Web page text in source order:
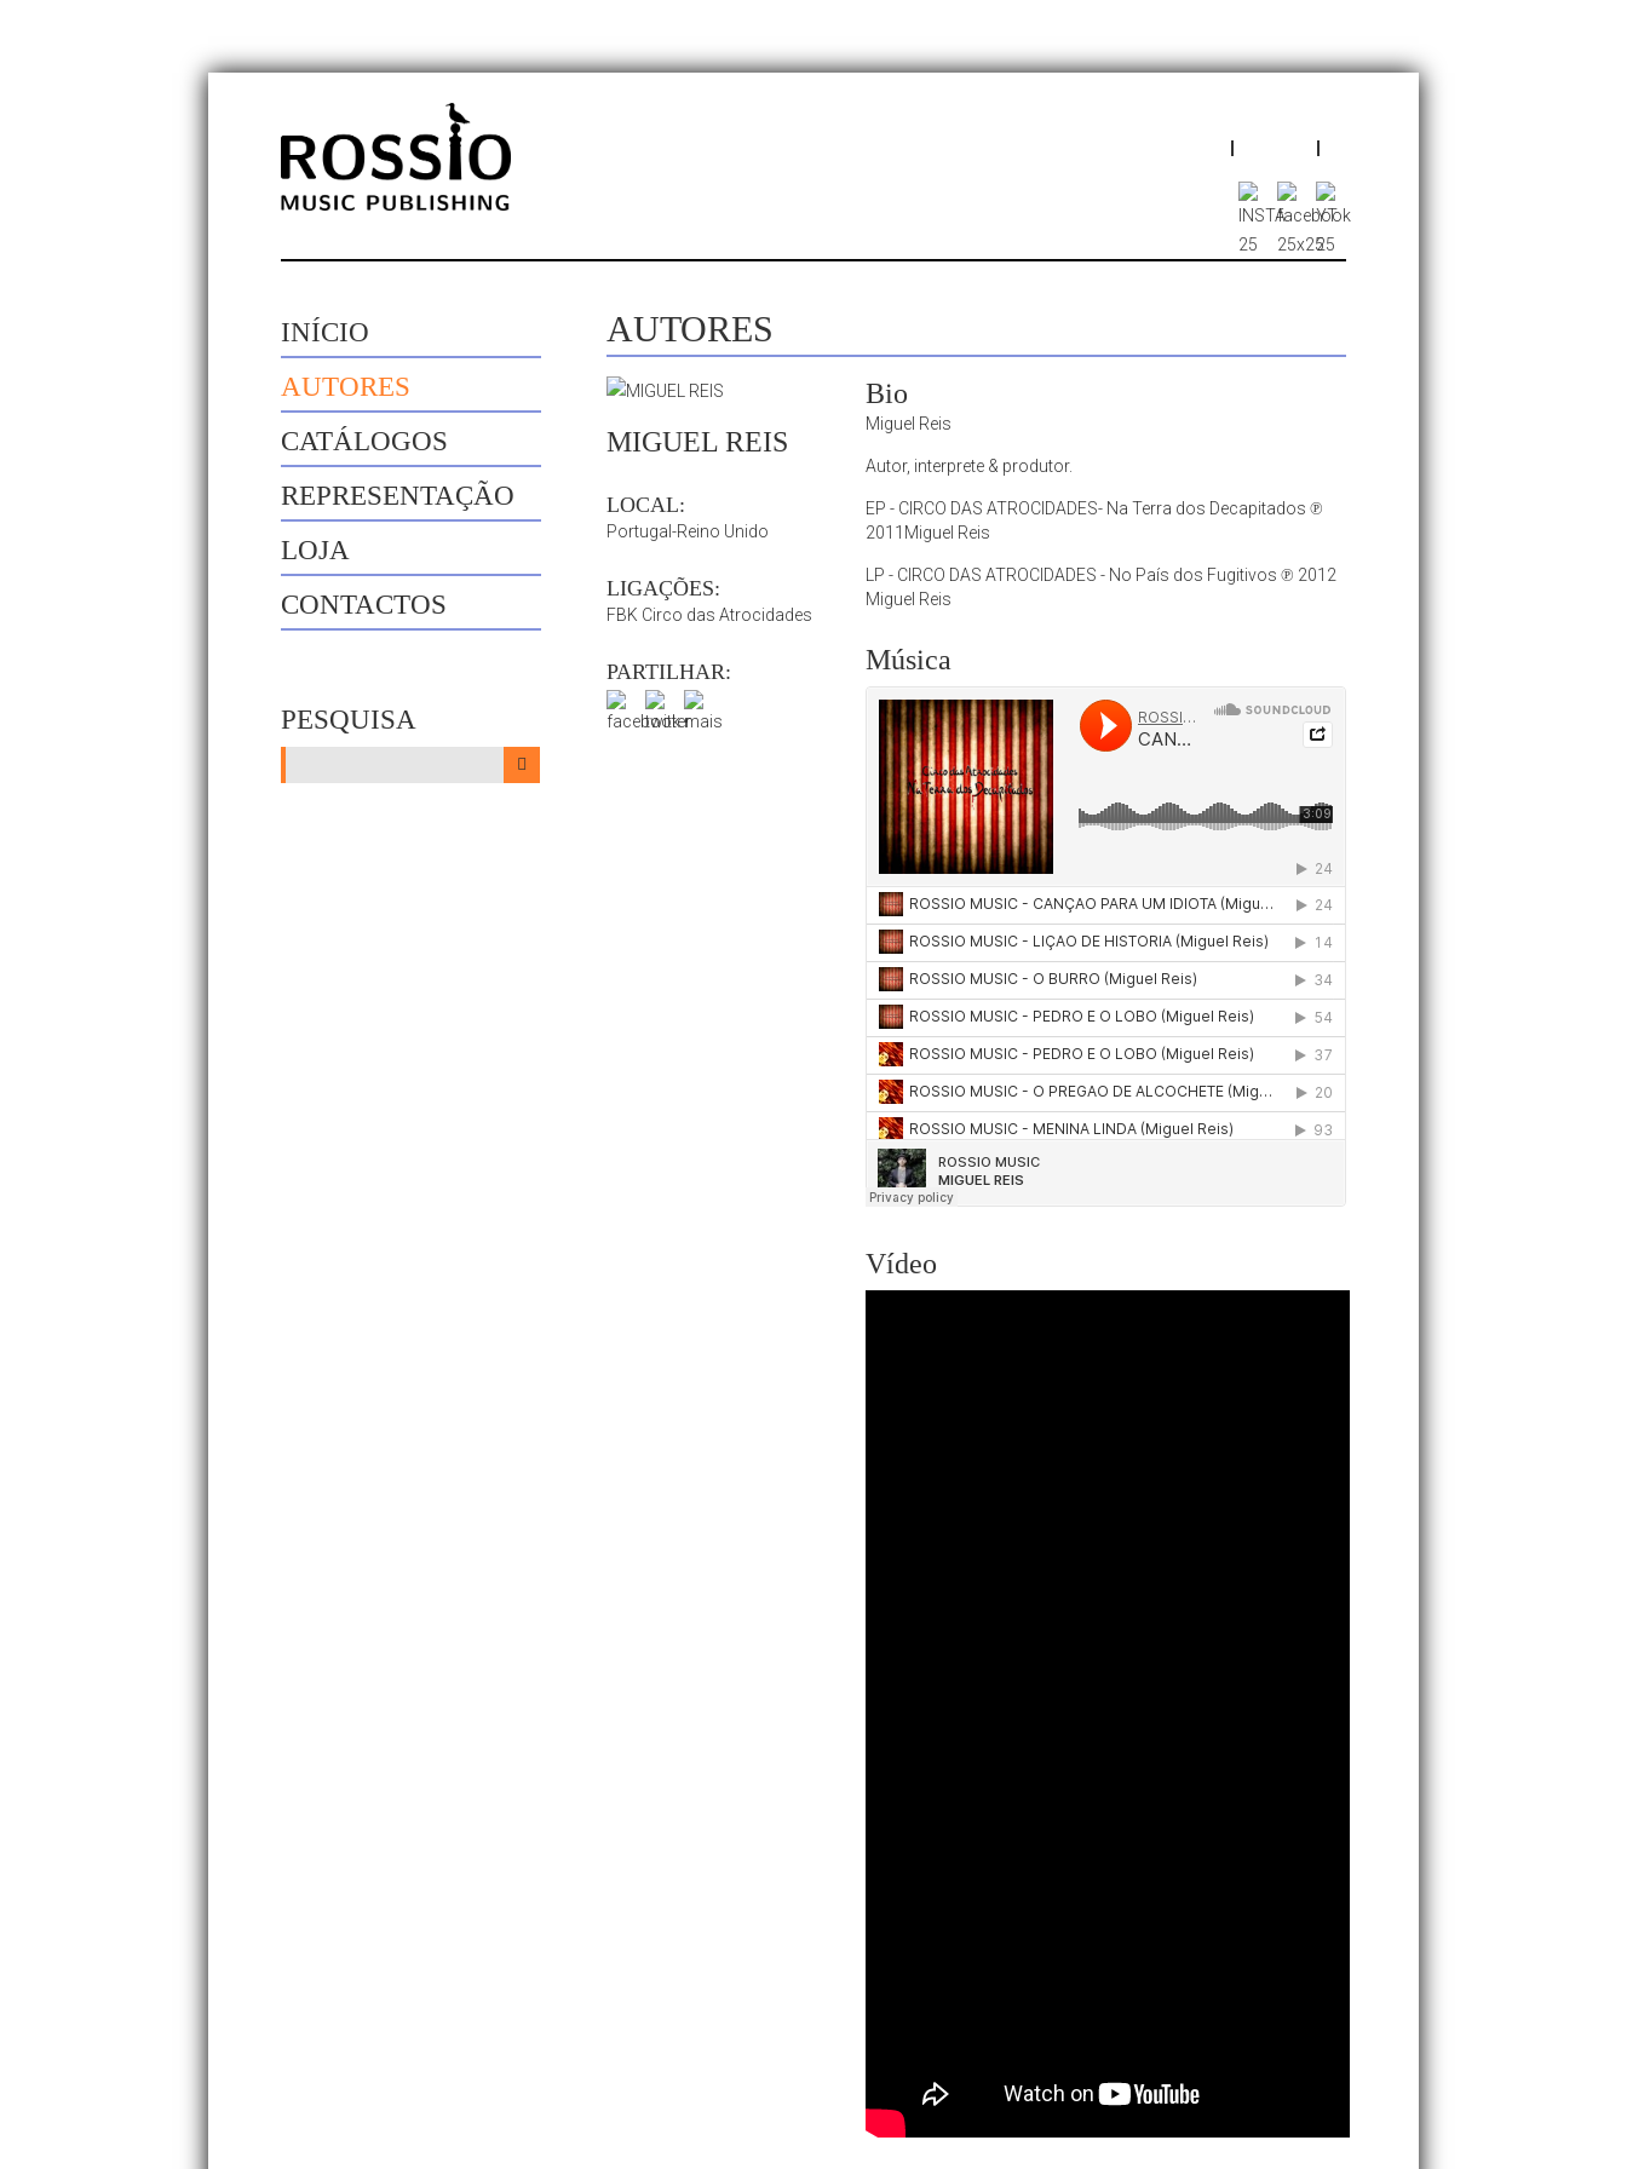
INÍCIO
AUTORES
CATÁLOGOS
REPRESENTAÇÃO
LOJA
CONTACTOS
PESQUISA
AUTORES
MIGUEL REIS
LOCAL:
Portugal-Reino Unido
LIGAÇÕES:
FBK Circo das Atrocidades
PARTILHAR:
Bio
Miguel Reis
Autor, interprete & produtor.
EP - CIRCO DAS ATROCIDADES- Na Terra dos Decapitados ℗
2011Miguel Reis
LP - CIRCO DAS ATROCIDADES - No País dos Fugitivos ℗ 2012
Miguel Reis
Música
Vídeo